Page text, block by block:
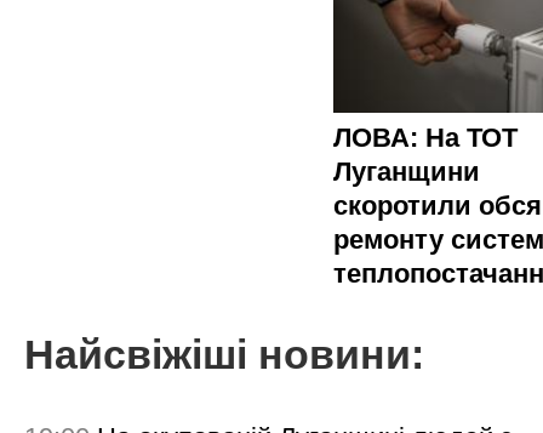
ЛОВА: На ТОТ
Луганщини
скоротили
ремонту
Найсвіжіші новини: